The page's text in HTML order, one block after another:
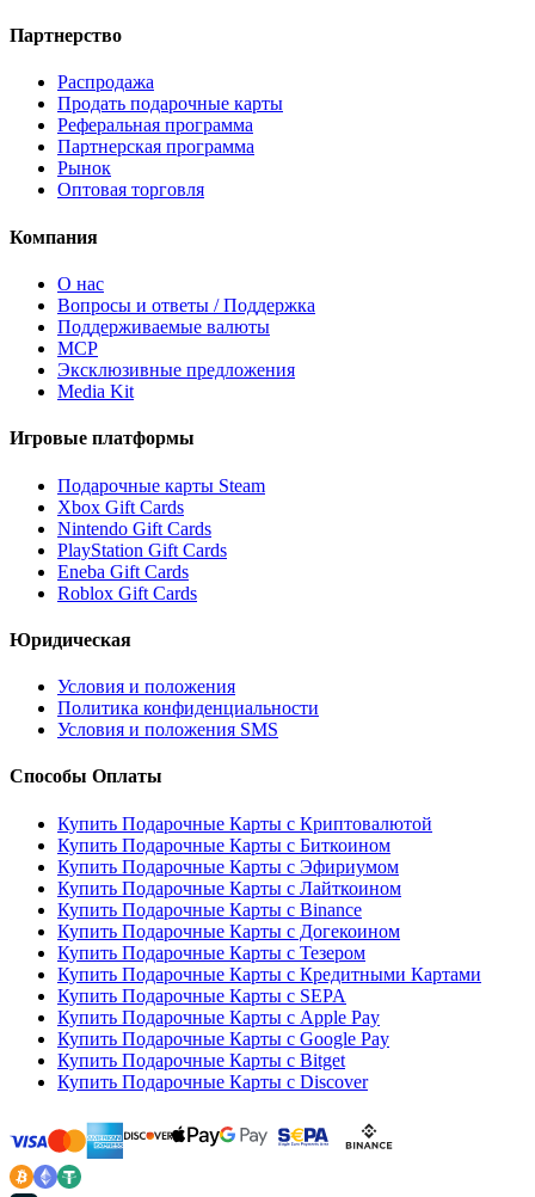
Партнерство
Распродажа
Продать подарочные карты
Реферальная программа
Партнерская программа
Рынок
Оптовая торговля
Компания
О нас
Вопросы и ответы / Поддержка
Поддерживаемые валюты
MCP
Эксклюзивные предложения
Media Kit
Игровые платформы
Подарочные карты Steam
Xbox Gift Cards
Nintendo Gift Cards
PlayStation Gift Cards
Eneba Gift Cards
Roblox Gift Cards
Юридическая
Условия и положения
Политика конфиденциальности
Условия и положения SMS
Способы Оплаты
Купить Подарочные Карты с Криптовалютой
Купить Подарочные Карты с Биткоином
Купить Подарочные Карты с Эфириумом
Купить Подарочные Карты с Лайткоином
Купить Подарочные Карты с Binance
Купить Подарочные Карты с Догекоином
Купить Подарочные Карты с Тезером
Купить Подарочные Карты с Кредитными Картами
Купить Подарочные Карты с SEPA
Купить Подарочные Карты с Apple Pay
Купить Подарочные Карты с Google Pay
Купить Подарочные Карты с Bitget
Купить Подарочные Карты с Discover